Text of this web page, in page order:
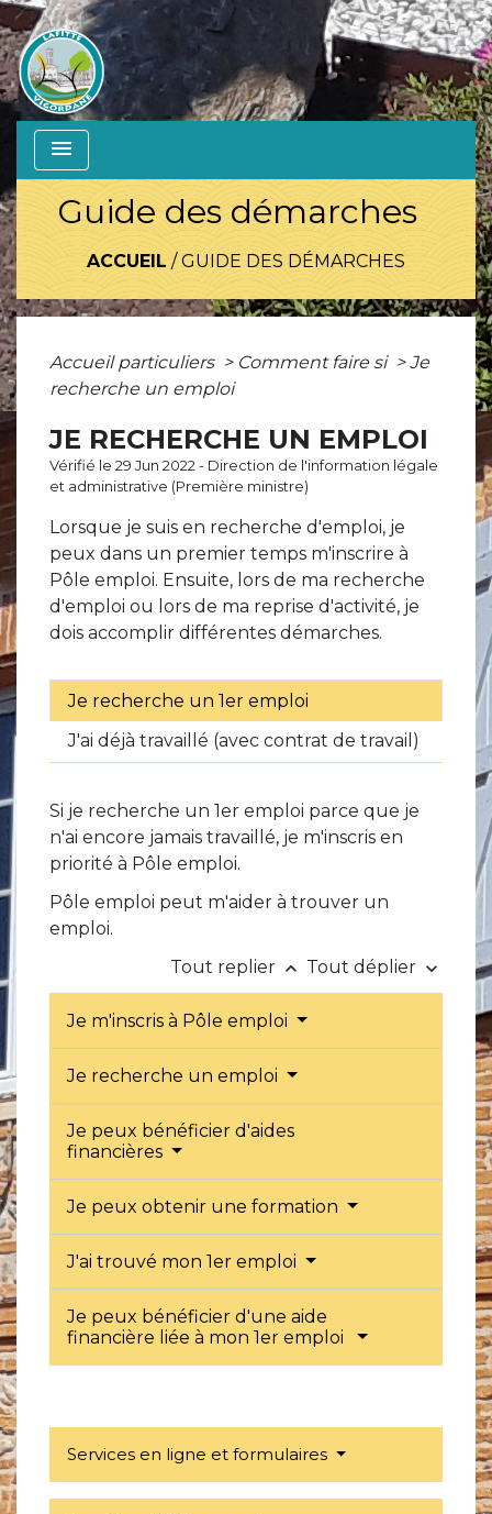
menu
Guide des démarches
ACCUEIL /GUIDE DES DÉMARCHES
Accueil particuliers > Comment faire si > Je
recherche un emploi
JE RECHERCHE UN EMPLOI
Vérifié le 29 Jun 2022 - Direction de l'information légale
et administrative (Première ministre)
Lorsque je suis en recherche d'emploi, je
peux dans un premier temps m'inscrire à
Pôle emploi. Ensuite, lors de ma recherche
d'emploi ou lors de ma reprise d'activité, je
dois accomplir différentes démarches.
Je recherche un 1er emploi
J'ai déjà travaillé (avec contrat de travail)
Si je recherche un 1er emploi parce que je
n'ai encore jamais travaillé, je m'inscris en
priorité à Pôle emploi.
Pôle emploi peut m'aider à trouver un
emploi.
Tout replier keyboard_arrow_up Tout déplier keyboard_arrow_down
Je m'inscris à Pôle emploi
Je recherche un emploi
Je peux bénéficier d'aides
financières
Je peux obtenir une formation
J'ai trouvé mon 1er emploi
Je peux bénéficier d'une aide
financière liée à mon 1er emploi
Services en ligne et formulaires